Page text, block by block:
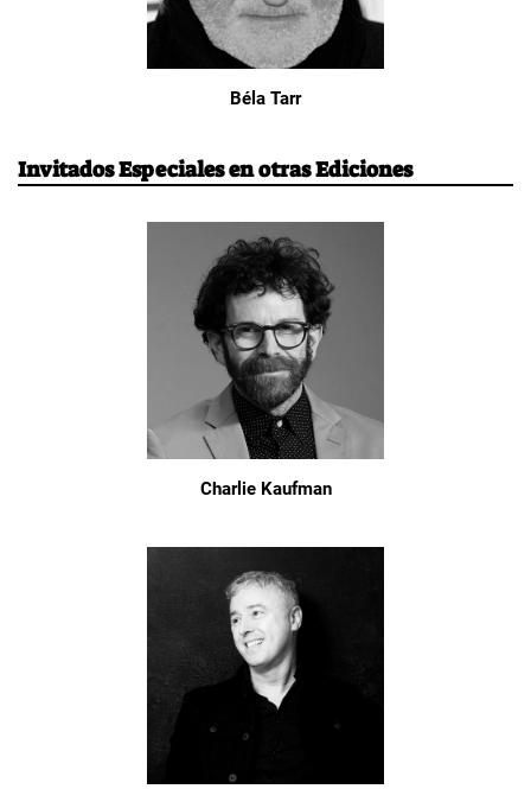
Béla Tarr
Invitados Especiales en otras Ediciones
Charlie Kaufman